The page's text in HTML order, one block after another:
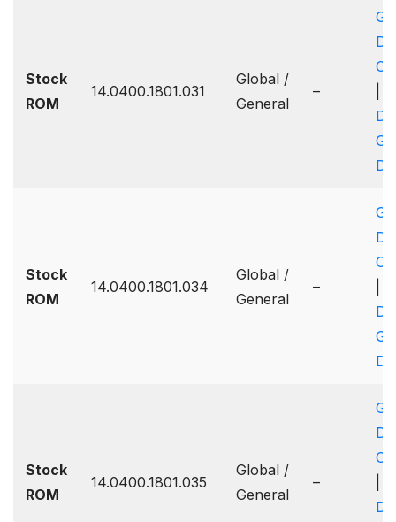
Stock
ROM
14.0400.1801.031
Global /
General
–
Stock
ROM
14.0400.1801.034
Global /
General
–
Stock
ROM
14.0400.1801.035
Global /
General
–